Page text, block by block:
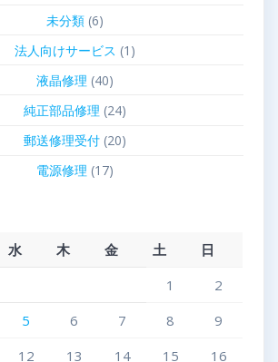
未分類(6)
法人向けサービス (1)
液晶修理 (40)
純正部品修理 (24)
郵送修理受付(20)
電源修理 (17)
水 木 金 土
日
1
2
5 6 7 8
9
12 13 14 15
16